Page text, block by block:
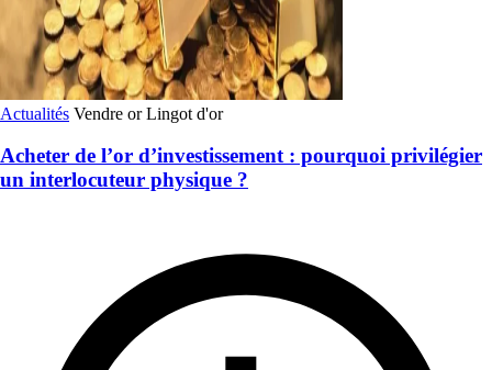
Actualités Vendre or Lingot d'or
Acheter de l’or d’investissement : pourquoi privilégier
un interlocuteur physique ?